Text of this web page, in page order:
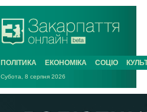
ПОЛІТИКА ЕКОНОМІКА СОЦІО
Субота, 8 серпня 2026